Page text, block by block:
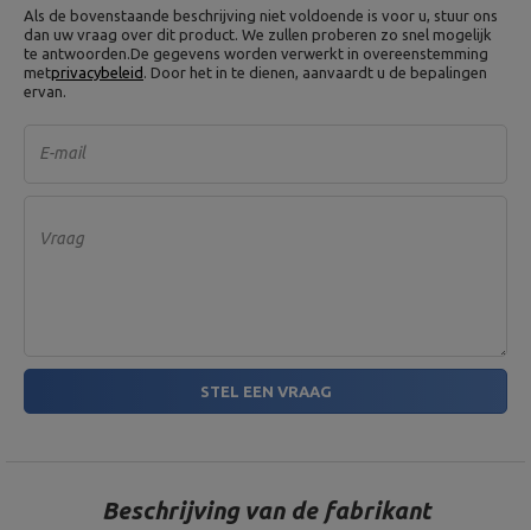
Als de bovenstaande beschrijving niet voldoende is voor u, stuur ons
dan uw vraag over dit product. We zullen proberen zo snel mogelijk
te antwoorden.De gegevens worden verwerkt in overeenstemming
metprivacybeleid . Door het in te dienen, aanvaardt u de bepalingen
ervan.
E-mail
Vraag
STEL EEN VRAAG
Beschrijving van de fabrikant